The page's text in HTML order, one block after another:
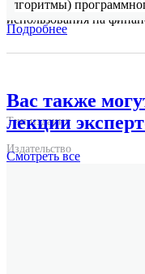
алгоритмы)
использования на
Подробнее
Тип издания
Издательство
Вас также
лекции
Смотретьвсе